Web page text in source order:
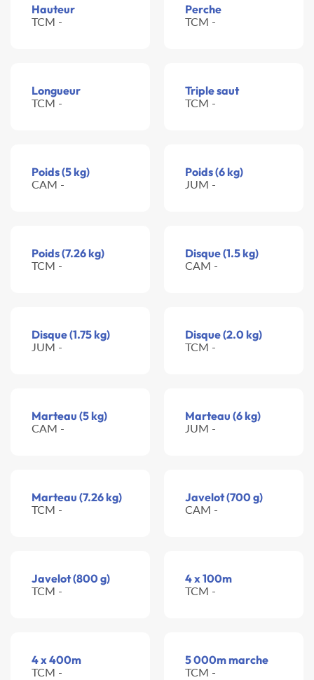
Hauteur
TCM -
Perche
TCM -
Longueur
TCM -
Triple saut
TCM -
Poids (5 kg)
CAM -
Poids (6 kg)
JUM -
Poids (7.26 kg)
TCM -
Disque (1.5 kg)
CAM -
Disque (1.75 kg)
JUM -
Disque (2.0 kg)
TCM -
Marteau (5 kg)
CAM -
Marteau (6 kg)
JUM -
Marteau (7.26 kg)
TCM -
Javelot (700 g)
CAM -
Javelot (800 g)
TCM -
4 x 100m
TCM -
4 x 400m
TCM -
5 000m marche
TCM -